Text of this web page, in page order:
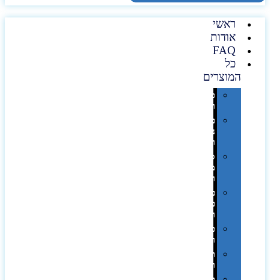
ראשי
אודות
FAQ
כל
המוצרים
טכנולוגיה
וגאדג'טים
פנאי,
נופש
ונסיעות
סביבת
משרד
ופרימיום
כלים,
פנסים
ורכב
טקסטיל
וחורף
תיקים
ומזוודות